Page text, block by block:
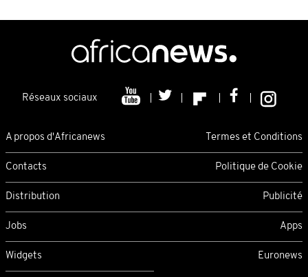
Réseaux sociaux
A propos d'Africanews Termes et Conditions
Contacts Politique de Cookie
Distribution Publicité
Jobs Apps
Widgets Euronews